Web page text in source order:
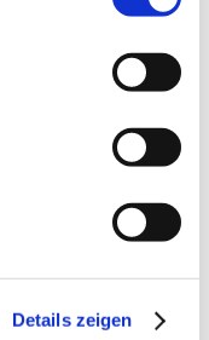
Details zeigen